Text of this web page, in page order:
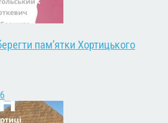
пам’ятки Хортицького